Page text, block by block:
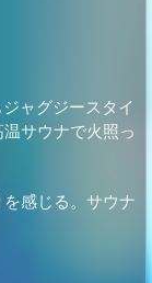
ャグジースタイ
サウナで火照っ
感じる。サウナ